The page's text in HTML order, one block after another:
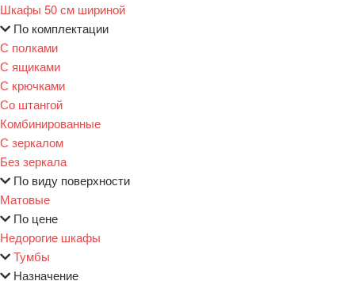
Шкафы 50 см шириной
По комплектации
С полками
С ящиками
С крючками
Со штангой
Комбинированные
С зеркалом
Без зеркала
По виду поверхности
Матовые
По цене
Недорогие шкафы
Тумбы
Назначение